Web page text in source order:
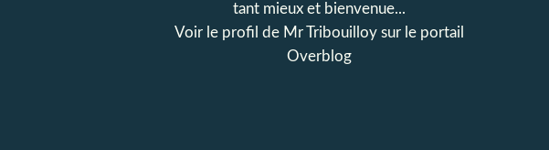
tant mieux et bienvenue...
Voir le profil de Mr Tribouilloysur le portail
Overblog